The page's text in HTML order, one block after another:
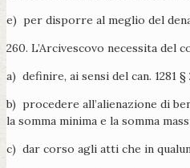
e) per disporre al meglio del
260. L’Arcivescovo necessita del
a) definire, ai sensi del can.
b) procedere all’alienazione di
la somma minima e la somma
c) dar corso agli atti che in